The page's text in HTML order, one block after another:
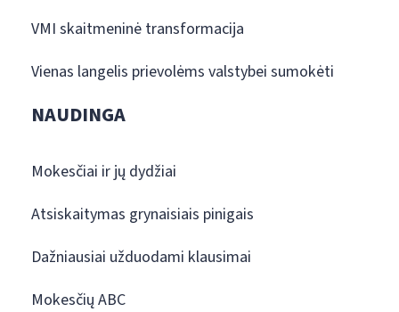
VMI skaitmeninė transformacija
Vienas langelis prievolėms valstybei sumokėti
NAUDINGA
Mokesčiai ir jų dydžiai
Atsiskaitymas grynaisiais pinigais
Dažniausiai užduodami klausimai
Mokesčių ABC